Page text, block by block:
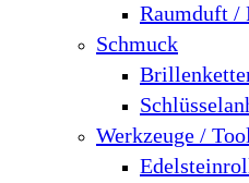
Raumduft /
Schmuck
Werkzeuge /